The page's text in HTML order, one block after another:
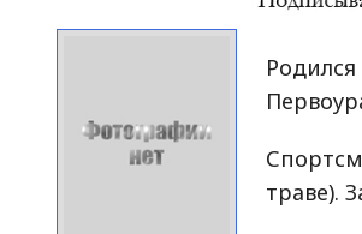
траве).